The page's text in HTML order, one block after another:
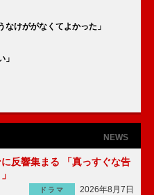
けががなくてよかった」
NEWS
反響集まる 「真っすぐな告
ドラマ
2026年8月7日